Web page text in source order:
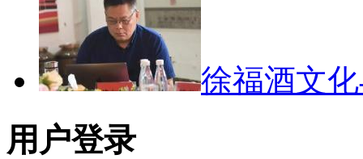
徐福酒文
用户登录